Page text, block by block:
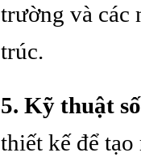
trường và các
trúc.
5. Kỹ thuật
thiết kế để